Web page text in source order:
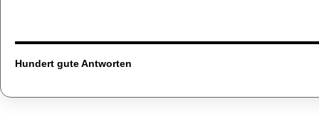
Hundert gute Antworten